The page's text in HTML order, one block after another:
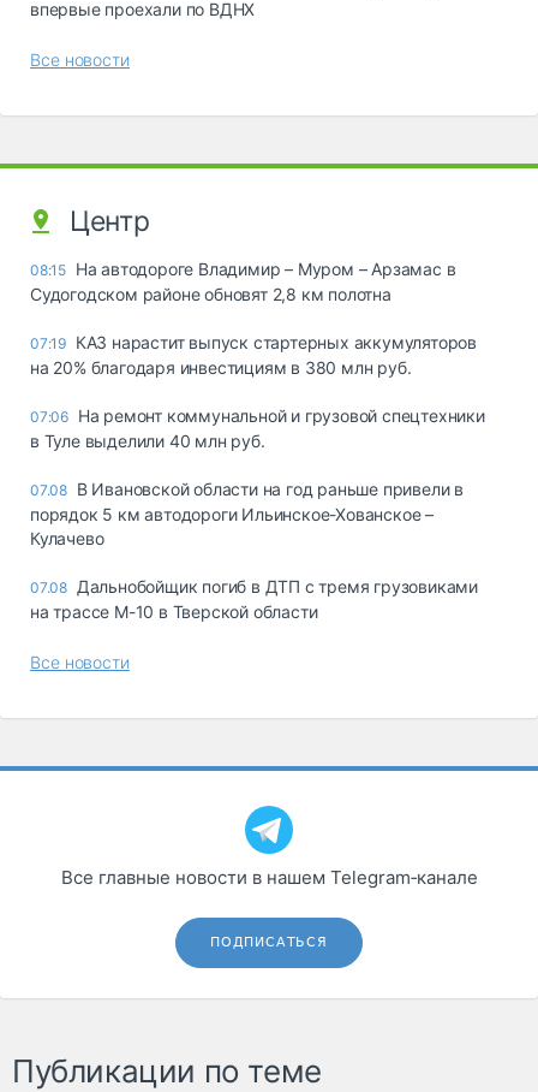
впервые проехали по ВДНХ
Все новости
Центр
08:15 На автодороге Владимир – Муром – Арзамас в
Судогодском районе обновят 2,8 км полотна
07:19 КАЗ нарастит выпуск стартерных аккумуляторов
на 20% благодаря инвестициям в 380 млн руб.
07:06 На ремонт коммунальной и грузовой спецтехники
в Туле выделили 40 млн руб.
07.08 В Ивановской области на год раньше привели в
порядок 5 км автодороги Ильинское-Хованское –
Кулачево
07.08 Дальнобойщик погиб в ДТП с тремя грузовиками
на трассе М-10 в Тверской области
Все новости
Все главные новости в нашем Telegram‑канале
ПОДПИСАТЬСЯ
Публикации по теме